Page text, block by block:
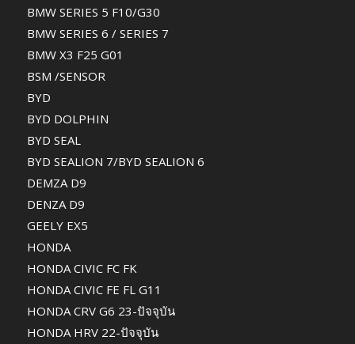
BMW SERIES 5 F10/G30
BMW SERIES 6 / SERIES 7
BMW X3 F25 G01
BSM /SENSOR
BYD
BYD DOLPHIN
BYD SEAL
BYD SEALION 7/BYD SEALION 6
DEMZA D9
DENZA D9
GEELY EX5
HONDA
HONDA CIVIC FC FK
HONDA CIVIC FE FL G11
HONDA CRV G6 23-ปัจจุบัน
HONDA HRV 22-ปัจจุบัน